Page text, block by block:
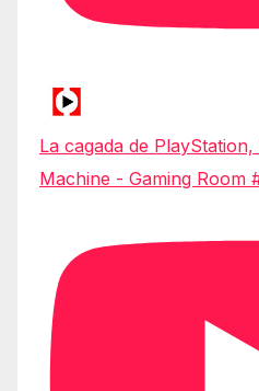
La cagada de
Machine - Gaming Room